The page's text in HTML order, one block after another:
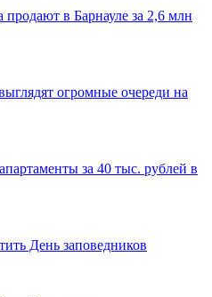
в Барнауле за 2,6 млн
огромные очереди на
за 40 тыс. рублей в
День заповедников